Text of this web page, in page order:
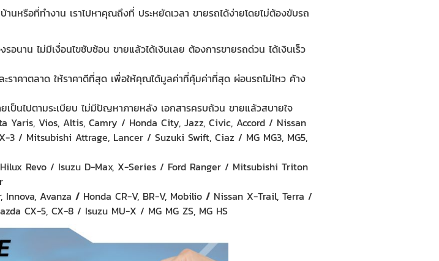
บ้านหรือที่ทำงาน เราไปหาคุณถึงที่ ประหยัดเวลา ขายรถได้ง่ายโดยไม่ต้องขับรถ
รอนาน ไม่มีเงื่อนไขซับซ้อน ขายแล้วได้เงินเลย ต้องการขายรถด่วน ได้เงินเร็ว
ะราคาตลาด ให้ราคาดีที่สุด เพื่อให้คุณได้มูลค่าที่คุ้มค่าที่สุด ผ่อนรถไม่ไหว ค้าง
ยเป็นไปตามระเบียบ ไม่มีปัญหาภายหลัง เอกสารครบถ้วน ขายแล้วสบายใจ
Yaris, Vios, Altis, Camry / Honda City, Jazz, Civic, Accord / Nissan
3 / Mitsubishi Attrage, Lancer / Suzuki Swift, Ciaz / MG MG3, MG5,
Revo / Isuzu D-Max, X-Series / Ford Ranger / Mitsubishi Triton
Innova, Avanza / Honda CR-V, BR-V, Mobilio / Nissan X-Trail, Terra /
CX-5, CX-8 / Isuzu MU-X / MG MG ZS, MG HS